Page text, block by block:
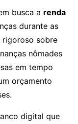
busca a renda
durante as
rigoroso sobre
nômades
em tempo
orçamento
digital que